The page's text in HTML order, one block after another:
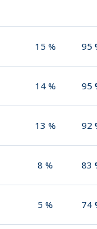
15 % 95
14 % 95
13 % 92
8 % 83
5 % 74